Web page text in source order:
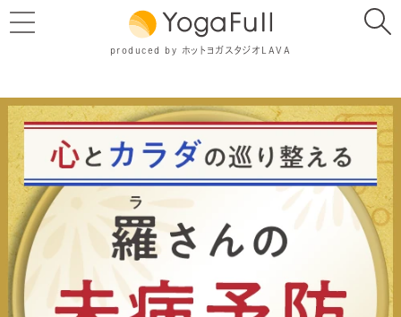
produced by ホットヨガスタジオLAVA